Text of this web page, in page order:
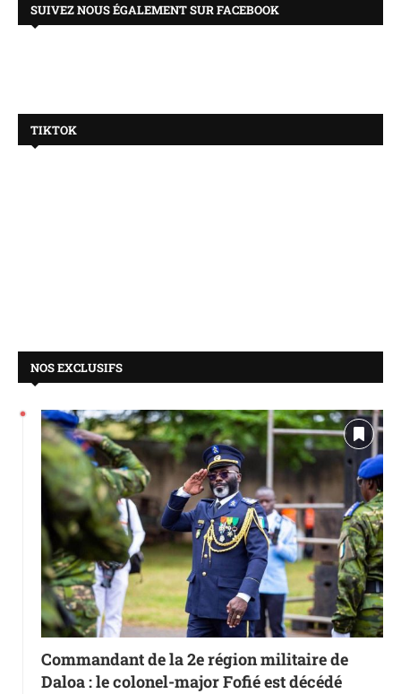
SUIVEZ NOUS ÉGALEMENT SUR FACEBOOK
TIKTOK
NOS EXCLUSIFS
Commandant de la 2e région militaire de
Daloa : le colonel-major Fofié est décédé